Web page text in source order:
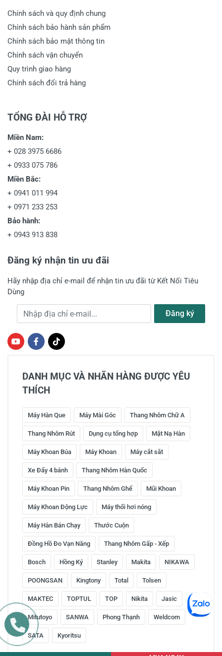
Chính sách và quy định chung
Chính sách bảo hành sản phẩm
Chính sách bảo mật thông tin
Chính sách vận chuyển
Quy trình giao hàng
Chính sách đổi trả hàng
TỔNG ĐÀI HỖ TRỢ
Miền Nam:
+ 028 3975 6686
+ 0933 075 786
Miền Bắc:
+ 0941 011 994
+ 0971 233 253
Bảo hành:
+ 0943 913 838
Đăng ký nhận tin ưu đãi
Hãy nhập địa chỉ e-mail để nhận tin ưu đãi từ Kết Nối Tiêu
Dùng
Địa chỉ e-mail Đăng ký
DANH MỤC VÀ NHÃN HÀNG ĐƯỢC YÊU
THÍCH
Máy Hàn Que Máy Mài Góc Thang Nhôm Chữ A
Thang Nhôm Rút Dụng cụ tổng hợp Mặt Nạ Hàn
Máy Khoan Búa Máy Khoan Máy cắt sắt
Xe Đẩy 4 bánh Thang Nhôm Hàn Quốc
Máy Khoan Pin Thang Nhôm Ghế Mũi Khoan
Máy Khoan Động Lực Máy thổi hơi nóng
Máy Hàn Bán Chạy Thước Cuộn
Đồng Hồ Đo Vạn Năng Thang Nhôm Gấp - Xếp
Bosch Hồng Ký Stanley Makita NIKAWA
POONGSAN Kingtony Total Tolsen
MAKTEC TOPTUL TOP Nikita Jasic
Mitutoyo SANWA Phong Thạnh Weldcom
SATA Kyoritsu